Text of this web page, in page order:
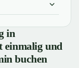
zum
in
in
einmalig und
buchen